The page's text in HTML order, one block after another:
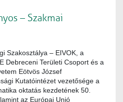
– Szakmai
Szakosztálya – EIVOK, a
Debreceni Területi Csoport és a
Eötvös József
Kutatóintézet vezetősége a
oktatás kezdetének 50.
az Európai Unió